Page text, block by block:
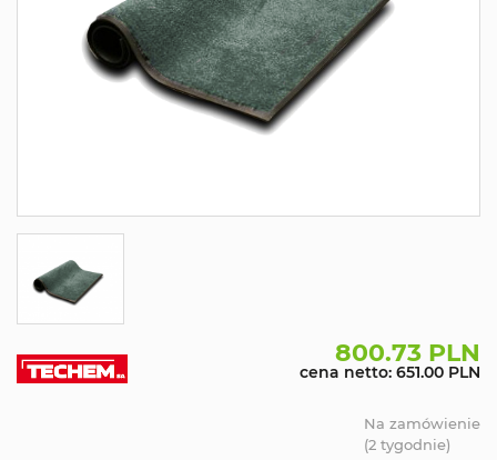
800.73 PLN
cena netto: 651.00 PLN
Na zamówienie
(2 tygodnie)